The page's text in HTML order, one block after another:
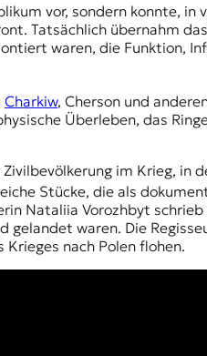
vor, sondern konnte,
Tatsächlich übernahm
waren, die Funktion,
Charkiw, Cherson und
Überleben, das
im Krieg, in
Stücke, die als
Nataliia Vorozhbyt
waren. Die
nach Polen flohen.